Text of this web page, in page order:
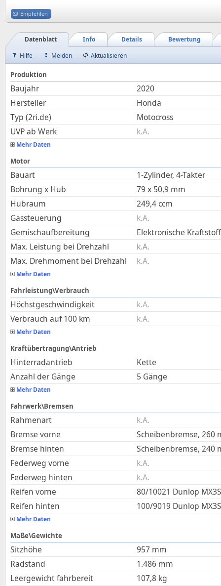
Empfehlen
Bewertung
Details
Info
Datenblatt
Hilfe
Melden Aktualisieren
Produktion
Baujahr
2020
Hersteller
Honda
Typ (2ri.de)
Motocross
UVP ab Werk
k.A.
Mehr Daten
Motor
Bauart
1-Zylinder, 4-Takter
Bohrung x Hub
79 x 50,9 mm
Hubraum
249,4 ccm
Gassteuerung
k.A.
Gemischaufbereitung
Elektronische
Max. Leistung bei Drehzahl
k.A.
Max. Drehmoment bei Drehzahl
k.A.
Mehr Daten
Fahrleistung\Verbrauch
Höchstgeschwindigkeit
k.A.
Verbrauch auf 100 km
k.A.
Mehr Daten
Kraftübertragung\Antrieb
Hinterradantrieb
Kette
Anzahl der Gänge
5 Gänge
Mehr Daten
Fahrwerk\Bremsen
Rahmenart
k.A.
Bremse vorne
Scheibenbremse, 260
Bremse hinten
Scheibenbremse, 240
Federweg vorne
k.A.
Federweg hinten
k.A.
Reifen vorne
80/10021 Dunlop MX3S
Reifen hinten
100/9019 Dunlop MX3S
Mehr Daten
Maße\Gewichte
Sitzhöhe 957 mm
Radstand
1.486 mm
Leergewicht fahrbereit
107,8 kg